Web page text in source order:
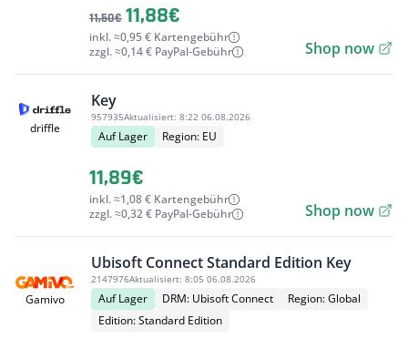
11,50€ 11,88€
inkl. ≈0,95 € Kartengebühr
zzgl. ≈0,14 € PayPal-Gebühr
Shop now
driffle
Key
957935Aktualisiert: 8:22 06.08.2026
Auf Lager Region: EU
11,89€
inkl. ≈1,08 € Kartengebühr
zzgl. ≈0,32 € PayPal-Gebühr
Shop now
Gamivo
Ubisoft Connect Standard Edition Key
2147976Aktualisiert: 8:05 06.08.2026
Auf Lager DRM: Ubisoft Connect
Region: Global
Edition: Standard Edition